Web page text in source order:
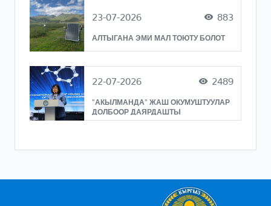
23-07-2026 883
АЛТЫГАНА ЭМИ МАЛ ТОЮТУ БОЛОТ
22-07-2026 2489
"АКЫЛМАНДА" ЖАШ ОКУМУШТУУЛАР
ДОЛБООР ДАЯРДАШТЫ